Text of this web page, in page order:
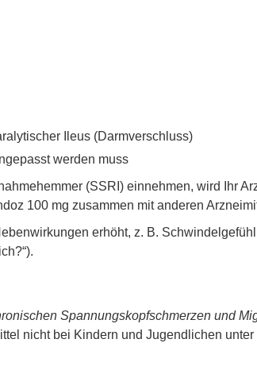
Ileus (Darmverschluss)
werden muss
(SSRI) einnehmen, wird Ihr
100 mg zusammen mit anderen
erhöht, z. B.
Spannungskopfschmerzen und
nicht bei Kindern und Jugendlichen